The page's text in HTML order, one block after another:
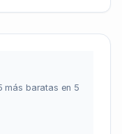
más baratas en 5